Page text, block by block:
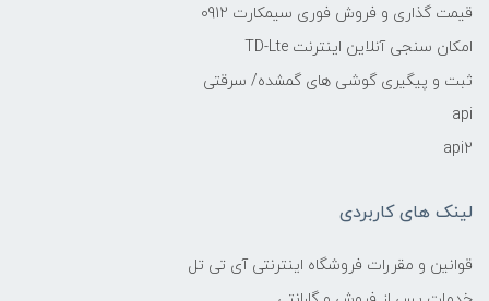
قیمت گذاری و فروش فوری سیمکارت 0912
امکان سنجی آنلاین اینترنت TD-Lte
ثبت و پیگیری گوشی های گمشده/ سرقتی
api
api2
لینک های کاربردی
قوانین و مقررات فروشگاه اینترنتی آی تی تل